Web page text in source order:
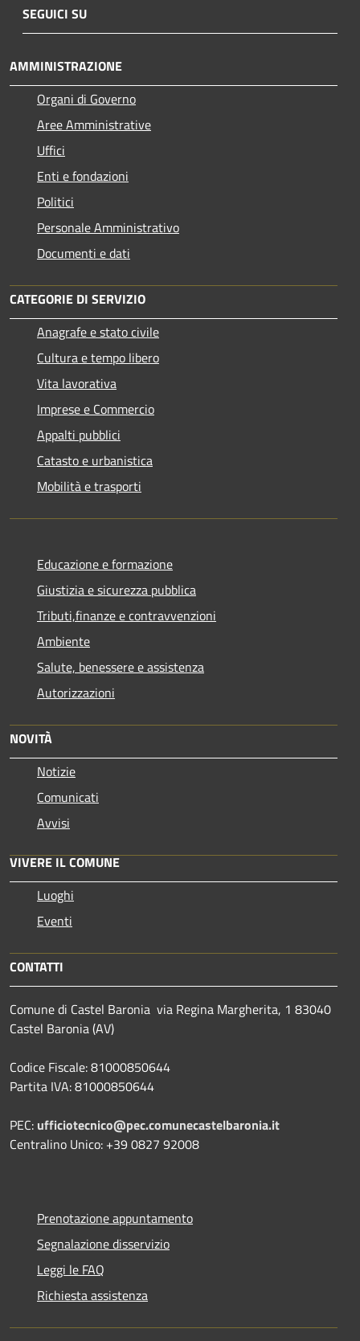
SEGUICI SU
AMMINISTRAZIONE
Organi di Governo
Aree Amministrative
Uffici
Enti e fondazioni
Politici
Personale Amministrativo
Documenti e dati
CATEGORIE DI SERVIZIO
Anagrafe e stato civile
Cultura e tempo libero
Vita lavorativa
Imprese e Commercio
Appalti pubblici
Catasto e urbanistica
Mobilità e trasporti
Educazione e formazione
Giustizia e sicurezza pubblica
Tributi,finanze e contravvenzioni
Ambiente
Salute, benessere e assistenza
Autorizzazioni
NOVITÀ
Notizie
Comunicati
Avvisi
VIVERE IL COMUNE
Luoghi
Eventi
CONTATTI
Comune di Castel Baronia via Regina Margherita, 1 83040
Castel Baronia (AV)
Codice Fiscale: 81000850644
Partita IVA: 81000850644
PEC: ufficiotecnico@pec.comunecastelbaronia.it
Centralino Unico: +39 0827 92008
Prenotazione appuntamento
Segnalazione disservizio
Leggi le FAQ
Richiesta assistenza